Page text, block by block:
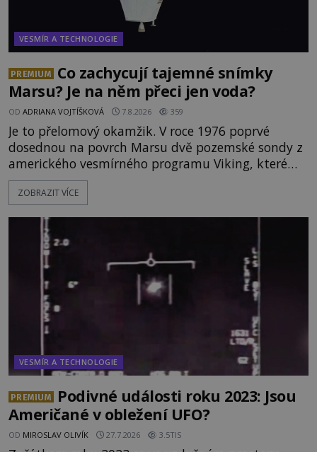
VESMÍR A TECHNOLOGIE
PREMIUM
Co zachycují tajemné snímky
Marsu? Je na něm přeci jen voda?
OD ADRIANA VOJTÍŠKOVÁ 7.8.2026 359
Je to přelomový okamžik. V roce 1976 poprvé
dosednou na povrch Marsu dvě pozemské sondy z
amerického vesmírného programu Viking, které
jsou schopny pořídit fotografie záhadami
opředené rudé planety. Viking 1 zde zaznamená
zvané Cydonie totiž zachytí podivný útvar
připomínající lidskou tvář. NASA (Národní úřad
ZOBRAZIT VÍCE
VESMÍR A TECHNOLOGIE
PREMIUM
Podivné události roku 2023: Jsou
Američané v obležení UFO?
OD MIROSLAV OLIVÍK 27.7.2026 3.5TIS